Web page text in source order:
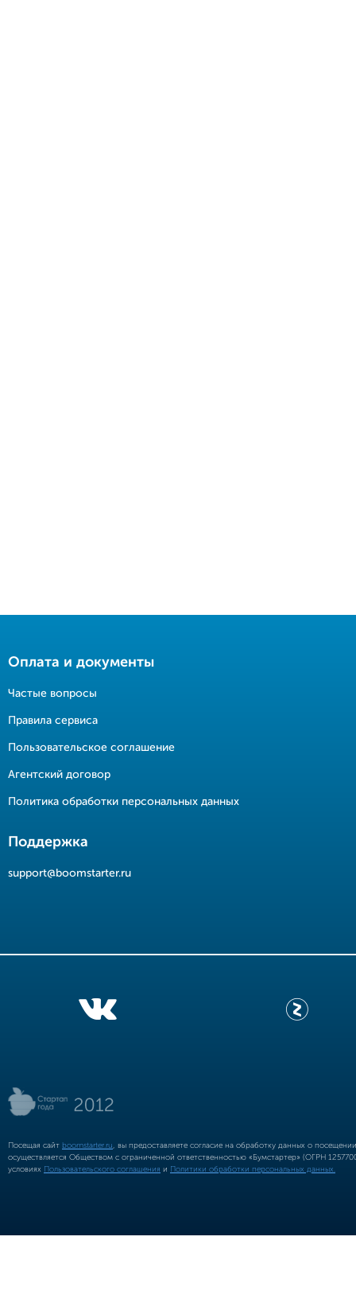
Оплата и документы
Частые вопросы
Правила сервиса
Пользовательское соглашение
Агентский договор
Политика обработки персональных данных
Поддержка
support@boomstarter.ru
Посещая сайт boomstarter.ru , вы предоставляете согласие на обработку данных о
осуществляется Обществом с ограниченной ответственностью «Бумстартер» (ОГРН
условиях Пользовательского соглашения и Политики обработки персональных данных.